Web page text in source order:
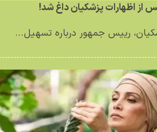
اظهارات پزشکیان داغ شد!
رییس جمهور درباره تسهیل...